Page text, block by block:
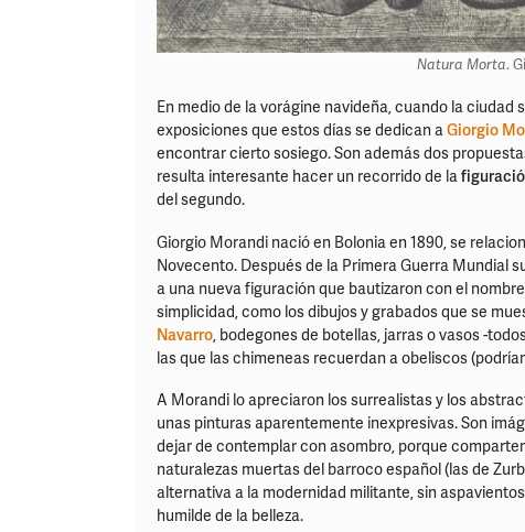
Natura Morta.
En medio de la vorágine navideña, cuando la
exposiciones que estos días se dedican aGiorgio
encontrar cierto sosiego. Son además dos
resulta interesante hacer un recorrido de la
del segundo.
Giorgio Morandi nació en Bolonia en 1890, se
Novecento. Después de la Primera Guerra Mundial
a una nueva figuración que bautizaron con el
simplicidad, como los dibujos y grabados que se
Navarro , bodegones de botellas, jarras o vasos -
las que las chimeneas recuerdan a obeliscos
A Morandi lo apreciaron los surrealistas y los
unas pinturas aparentemente inexpresivas. Son
dejar de contemplar con asombro, porque
naturalezas muertas del barroco español (las de
alternativa a la modernidad militante, sin
humilde de la belleza.